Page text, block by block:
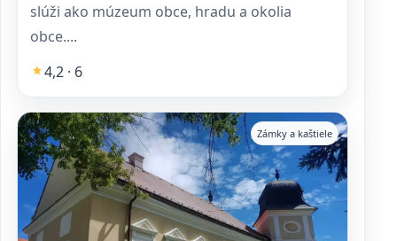
slúži ako múzeum obce, hradu a okolia
obce....
4,2 · 6
Zámky a kaštiele